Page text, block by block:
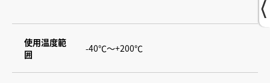
使用温度範
囲
-40℃～+200℃